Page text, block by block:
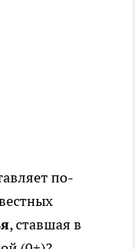
по-
, ставшая в